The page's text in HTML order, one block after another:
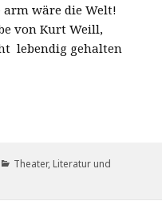
arm wäre die Welt!
von Kurt Weill,
lebendig gehalten
Kategorien
Theater, Literatur und